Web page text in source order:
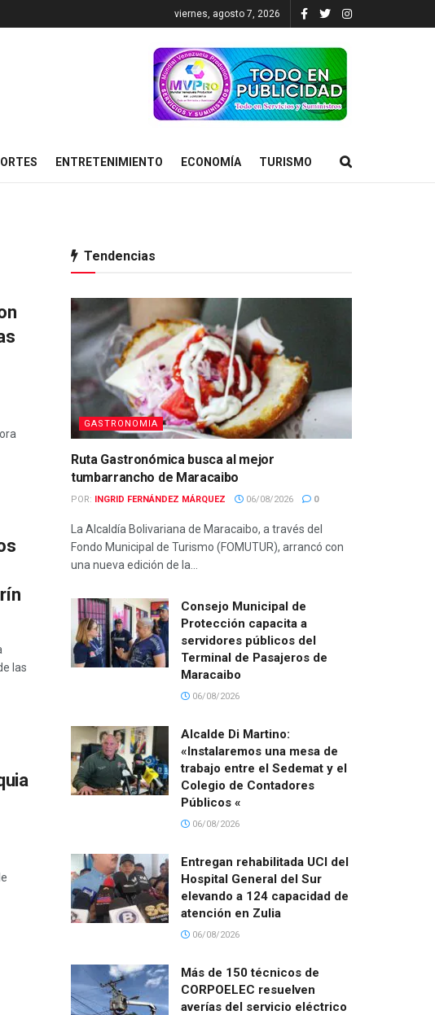
viernes, agosto 7, 2026
ENTRETENIMIENTO ECONOMÍA TURISMO
las
Tendencias
GASTRONOMIA
Ruta Gastronómica busca al mejor
tumbarrancho de Maracaibo
POR: INGRID FERNÁNDEZ MÁRQUEZ 06/08/2026 0
La Alcaldía Bolivariana de Maracaibo, a través del
Fondo Municipal de Turismo (FOMUTUR), arrancó con
una nueva edición de la...
Consejo Municipal de
Protección capacita a
servidores públicos del
Terminal de Pasajeros de
Maracaibo
06/08/2026
Alcalde Di Martino:
«Instalaremos una mesa de
trabajo entre el Sedemat y el
Colegio de Contadores
Públicos «
06/08/2026
Entregan rehabilitada UCI del
Hospital General del Sur
elevando a 124 capacidad de
atención en Zulia
06/08/2026
Más de 150 técnicos de
CORPOELEC resuelven
averías del servicio eléctrico